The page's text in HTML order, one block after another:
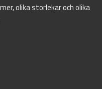
olika storlekar och olika